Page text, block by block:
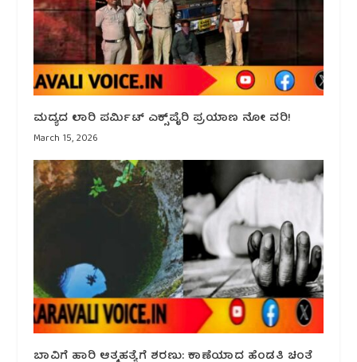
ಮದ್ಯದ ಲಾರಿ ಪರ್ಮಿಟ್ ಎಕ್ಸ್‌ಪೈರಿ ಪ್ರಯಾಣ ನೋ ವರಿ!
March 15, 2026
ಬಾವಿಗೆ ಹಾರಿ ಆತ್ಮಹತ್ಯೆಗೆ ಶರಣು: ಕಾಣೆಯಾದ ಹೆಂಡತಿ ಚಿಂತೆ